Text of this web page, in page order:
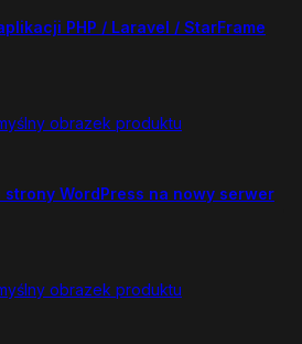
PHP / Laravel / StarFrame
strony WordPress na nowy serwer